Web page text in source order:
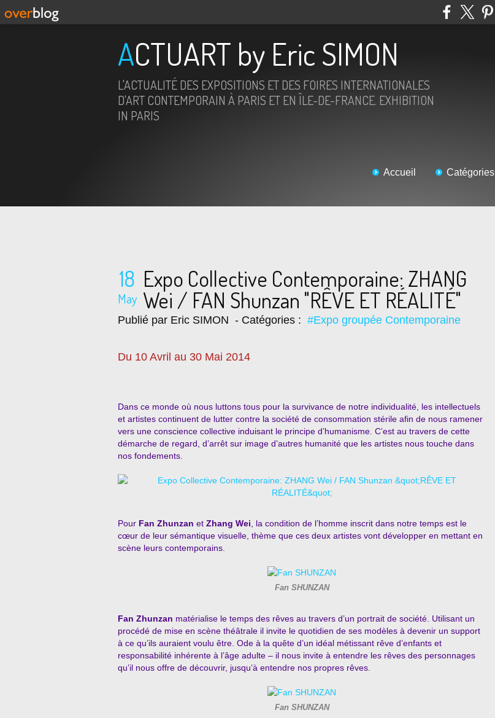
ACTUART by Eric SIMON
L'ACTUALITÉ DES EXPOSITIONS ET DES FOIRES INTERNATIONALES
D'ART CONTEMPORAIN À PARIS ET EN ÎLE-DE-FRANCE. EXHIBITION
IN PARIS
Accueil Catégories
18
May
Expo Collective Contemporaine: ZHANG
Wei / FAN Shunzan "RÊVE ET RÉALITÉ"
Publié par Eric SIMON - Catégories : #Expo groupée Contemporaine
Du 10 Avril au 30 Mai 2014
Dans ce monde où nous luttons tous pour la survivance de notre individualité, les intellectuels
et artistes continuent de lutter contre la société de consommation stérile afin de nous ramener
vers une conscience collective induisant le principe d’humanisme. C’est au travers de cette
démarche de regard, d’arrêt sur image d’autres humanité que les artistes nous touche dans
nos fondements.
Pour Fan Zhunzan et Zhang Wei , la condition de l’homme inscrit dans notre temps est le
cœur de leur sémantique visuelle, thème que ces deux artistes vont développer en mettant en
scène leurs contemporains.
Fan SHUNZAN
Fan Zhunzan matérialise le temps des rêves au travers d’un portrait de société. Utilisant un
procédé de mise en scène théâtrale il invite le quotidien de ses modèles à devenir un support
à ce qu’ils auraient voulu être. Ode à la quête d’un idéal métissant rêve d’enfants et
responsabilité inhérente à l’âge adulte – il nous invite à entendre les rêves des personnages
qu’il nous offre de découvrir, jusqu’à entendre nos propres rêves.
Fan SHUNZAN